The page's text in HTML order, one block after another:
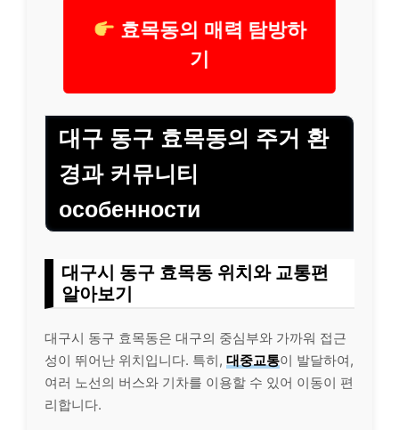
효목동의 매력 탐방하
기
대구 동구 효목동의 주거 환
경과 커뮤니티
особенности
대구시 동구 효목동 위치와 교통편
알아보기
대구시 동구 효목동은 대구의 중심부와 가까워 접근
성이 뛰어난 위치입니다. 특히, 대중교통이 발달하여,
여러 노선의 버스와 기차를 이용할 수 있어 이동이 편
리합니다.